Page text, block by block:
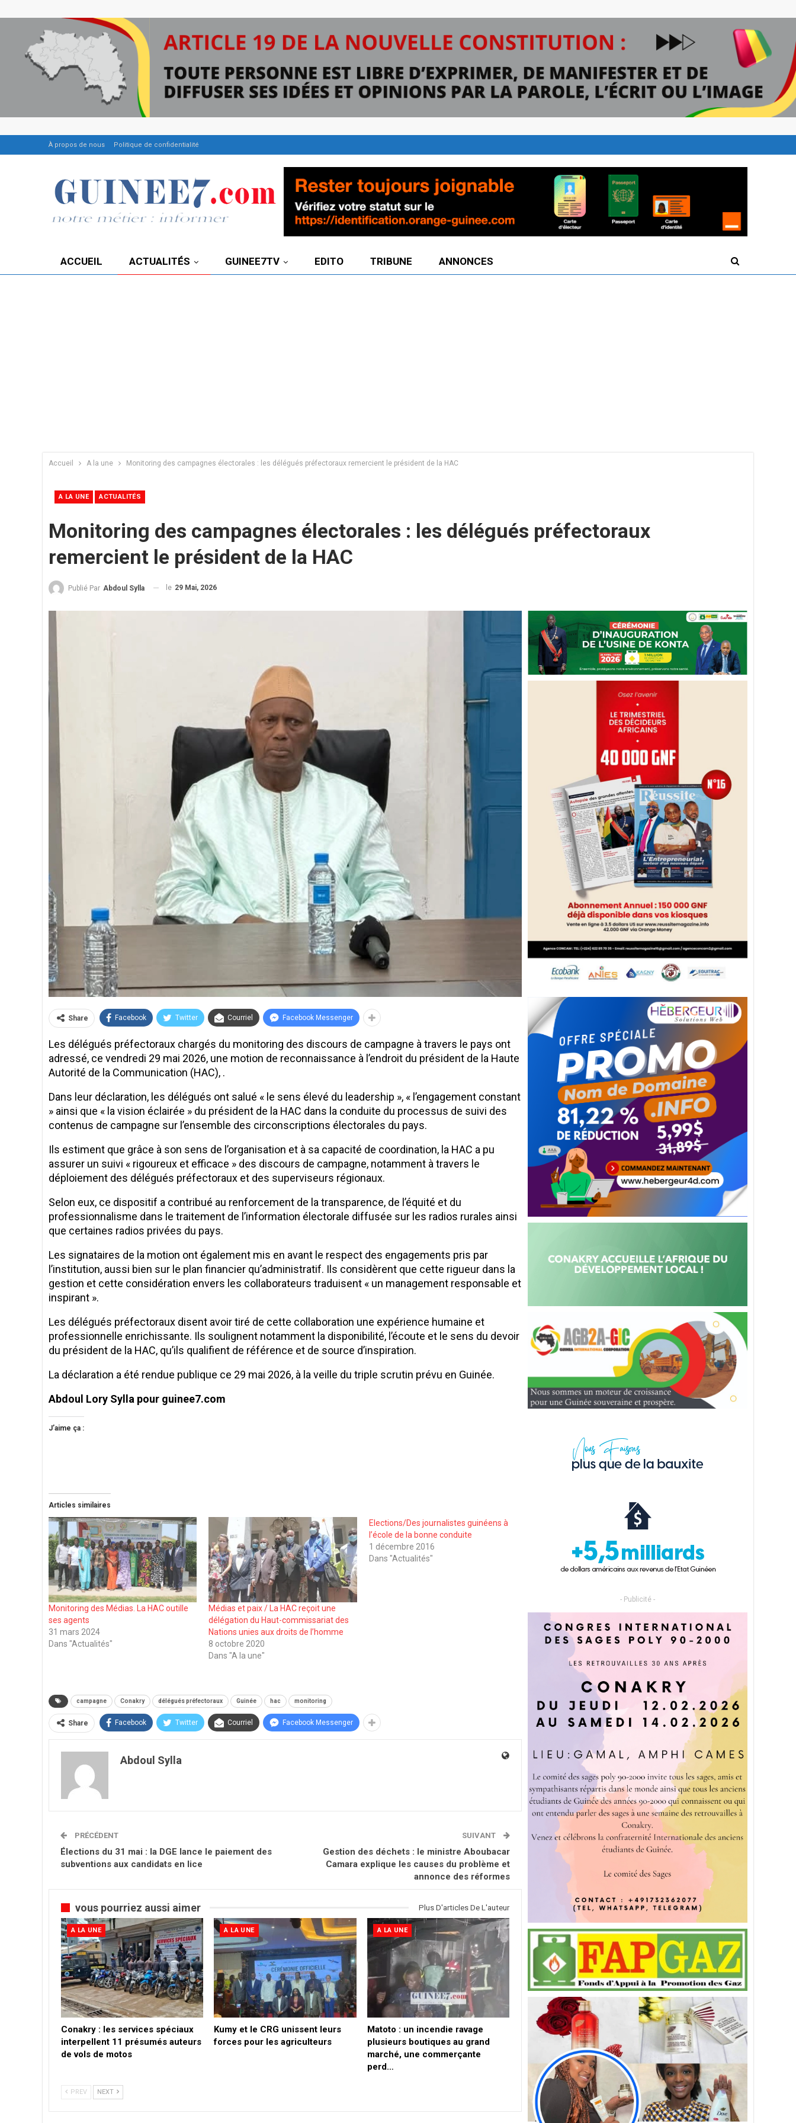
À propos de nous Politique de confidentialité
ACCUEIL ACTUALITÉS GUINEE7TV EDITO TRIBUNE ANNONCES
Accueil A la une Monitoring des campagnes électorales : les délégués préfectoraux remercient le président de la HAC
A LA UNE ACTUALITÉS
Monitoring des campagnes électorales : les délégués préfectoraux
remercient le président de la HAC
Publié Par Abdoul Sylla le 29 Mai, 2026
Share Facebook Twitter Courriel Facebook Messenger
Les délégués préfectoraux chargés du monitoring des discours de campagne à travers le pays ont
adressé, ce vendredi 29 mai 2026, une motion de reconnaissance à l’endroit du président de la Haute
Autorité de la Communication (HAC), .
Dans leur déclaration, les délégués ont salué « le sens élevé du leadership », « l’engagement constant
» ainsi que « la vision éclairée » du président de la HAC dans la conduite du processus de suivi des
contenus de campagne sur l’ensemble des circonscriptions électorales du pays.
Ils estiment que grâce à son sens de l’organisation et à sa capacité de coordination, la HAC a pu
assurer un suivi « rigoureux et efficace » des discours de campagne, notamment à travers le
déploiement des délégués préfectoraux et des superviseurs régionaux.
Selon eux, ce dispositif a contribué au renforcement de la transparence, de l’équité et du
professionnalisme dans le traitement de l’information électorale diffusée sur les radios rurales ainsi
que certaines radios privées du pays.
Les signataires de la motion ont également mis en avant le respect des engagements pris par
l’institution, aussi bien sur le plan financier qu’administratif. Ils considèrent que cette rigueur dans la
gestion et cette considération envers les collaborateurs traduisent « un management responsable et
inspirant ».
Les délégués préfectoraux disent avoir tiré de cette collaboration une expérience humaine et
professionnelle enrichissante. Ils soulignent notamment la disponibilité, l’écoute et le sens du devoir
du président de la HAC, qu’ils qualifient de référence et de source d’inspiration.
La déclaration a été rendue publique ce 29 mai 2026, à la veille du triple scrutin prévu en Guinée.
Abdoul Lory Sylla pour guinee7.com
J’aime ça :
Articles similaires
Monitoring des Médias. La HAC outille
ses agents
31 mars 2024
Dans "Actualités"
Médias et paix / La HAC reçoit une
délégation du Haut-commissariat des
Nations unies aux droits de l’homme
8 octobre 2020
Dans "A la une"
Elections/Des journalistes guinéens à
l’école de la bonne conduite
1 décembre 2016
Dans "Actualités"
campagne Conakry délégués préfectoraux Guinée hac monitoring
Share Facebook Twitter Courriel Facebook Messenger
Abdoul Sylla
PRÉCÉDENT
Élections du 31 mai : la DGE lance le paiement des
subventions aux candidats en lice
SUIVANT
Gestion des déchets : le ministre Aboubacar
Camara explique les causes du problème et
annonce des réformes
vous pourriez aussi aimer Plus D'articles De L'auteur
A LA UNE
Conakry : les services spéciaux
interpellent 11 présumés auteurs
de vols de motos
A LA UNE
Kumy et le CRG unissent leurs
forces pour les agriculteurs
A LA UNE
Matoto : un incendie ravage
plusieurs boutiques au grand
marché, une commerçante
perd…
PREV NEXT
- Publicité -